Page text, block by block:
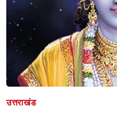
उत्तराखंड